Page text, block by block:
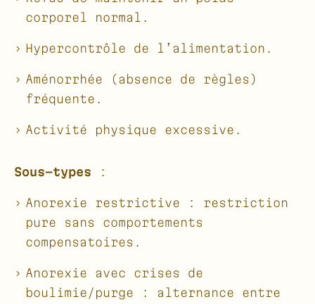
corporel normal.
Hypercontrôle de l’alimentation.
Aménorrhée (absence de règles)
fréquente.
Activité physique excessive.
Sous-types :
Anorexie restrictive : restriction
pure sans comportements
compensatoires.
Anorexie avec crises de
boulimie/purge : alternance entre